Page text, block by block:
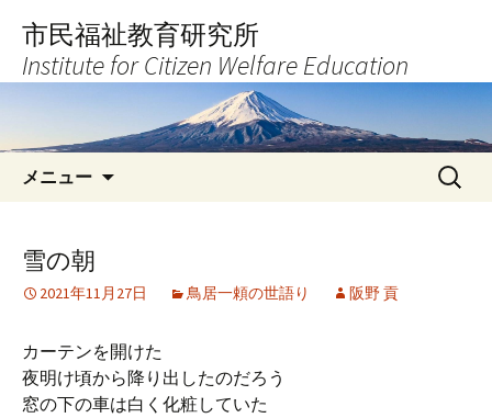
へ
キ
市民福祉教育研究所
Institute for Citizen Welfare Education
メニュー
検
索:
雪の朝
2021年11月27日 鳥居一頼の世語り 阪野 貢
カーテンを開けた
夜明け頃から降り出したのだろう
窓の下の車は白く化粧していた